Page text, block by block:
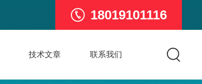
18019101116
技术文章 联系我们